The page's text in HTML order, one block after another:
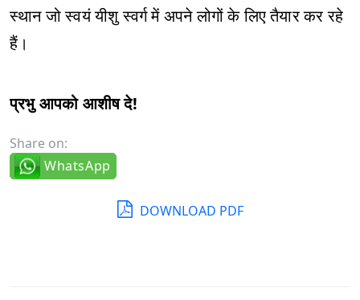
स्थान जो स्वयं यीशु स्वर्ग में अपने लोगों के लिए तैयार कर रहे
हैं।
प्रभु आपको आशीष दे!
Share on:
WhatsApp
DOWNLOAD PDF